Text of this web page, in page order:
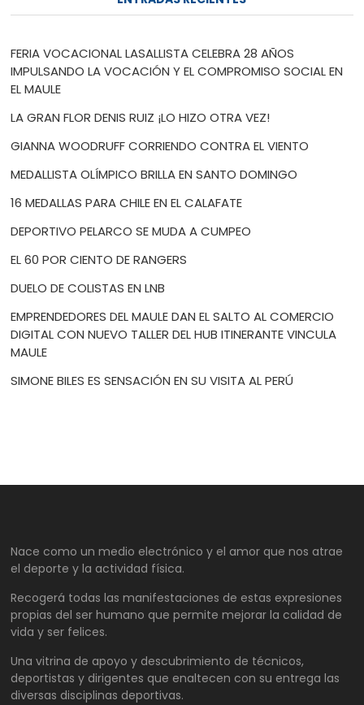
FERIA VOCACIONAL LASALLISTA CELEBRA 28 AÑOS
IMPULSANDO LA VOCACIÓN Y EL COMPROMISO SOCIAL EN
EL MAULE
LA GRAN FLOR DENIS RUIZ ¡LO HIZO OTRA VEZ!
GIANNA WOODRUFF CORRIENDO CONTRA EL VIENTO
MEDALLISTA OLÍMPICO BRILLA EN SANTO DOMINGO
16 MEDALLAS PARA CHILE EN EL CALAFATE
DEPORTIVO PELARCO SE MUDA A CUMPEO
EL 60 POR CIENTO DE RANGERS
DUELO DE COLISTAS EN LNB
EMPRENDEDORES DEL MAULE DAN EL SALTO AL COMERCIO
DIGITAL CON NUEVO TALLER DEL HUB ITINERANTE VINCULA
MAULE
SIMONE BILES ES SENSACIÓN EN SU VISITA AL PERÚ
Nace como un medio electrónico y el amor que nos atrae
el deporte y la actividad física.
Recogerá todas las manifestaciones de estas expresiones
propias del ser humano que permite mejorar la calidad de
vida y ser felices.
Una vitrina de apoyo y descubrimiento de técnicos,
deportistas y dirigentes que enaltecen con su entrega las
diversas disciplinas deportivas.